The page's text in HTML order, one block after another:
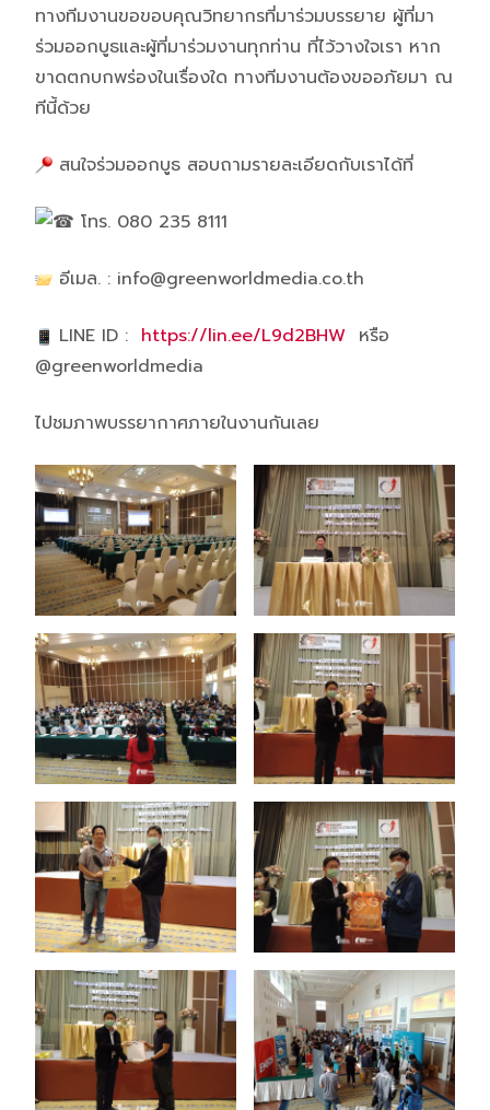
ทางทีมงานขอขอบคุณวิทยากรที่มาร่วมบรรยาย ผู้ที่มา
ร่วมออกบูธและผู้ที่มาร่วมงานทุกท่าน ที่ไว้วางใจเรา หาก
ขาดตกบกพร่องในเรื่องใด ทางทีมงานต้องขออภัยมา ณ
ทีนี้ด้วย
สนใจร่วมออกบูธ สอบถามรายละเอียดกับเราได้ที่
โทร. 080 235 8111
อีเมล. : info@greenworldmedia.co.th
LINE ID : https://lin.ee/L9d2BHW หรือ
@greenworldmedia
ไปชมภาพบรรยากาศภายในงานกันเลย